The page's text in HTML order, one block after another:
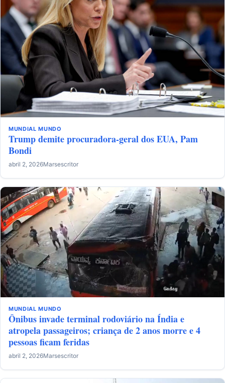
MUNDIAL MUNDO
Trump demite procuradora-geral dos EUA, Pam
Bondi
abril 2, 2026Marsescritor
MUNDIAL MUNDO
Ônibus invade terminal rodoviário na Índia e
atropela passageiros; criança de 2 anos morre e 4
pessoas ficam feridas
abril 2, 2026Marsescritor